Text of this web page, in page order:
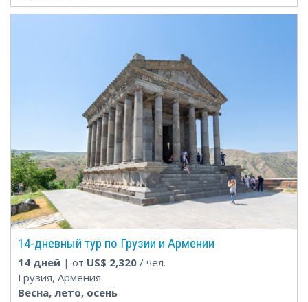
14-дневный тур по Грузии и Армении
14 дней | от US$ 2,320 / чел.
Грузия, Армения
Весна, лето, осень